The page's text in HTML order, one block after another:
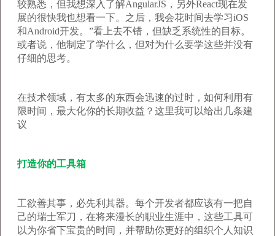
较熟悉，但我想深入了解AngularJS，另外React现在发
展的很快我也想看一下。之后，我会花时间去学习iOS
和Android开发。”看上去不错，但缺乏系统性的目标。
或者说，他制定了学什么，但对为什么要学这些并没有
仔细的思考。
在技术领域，有太多的东西会迅速的过时，如何利用有
限时间，最大化你的长期收益？这里我可以给出几条建
议
打造你的工具箱
工欲善其事，必先利其器。每个开发者都应该有一把自
己的瑞士军刀，在将来漫长的职业生涯中，这些工具可
以为你省下宝贵的时间，并帮助你更好的组织个人知识